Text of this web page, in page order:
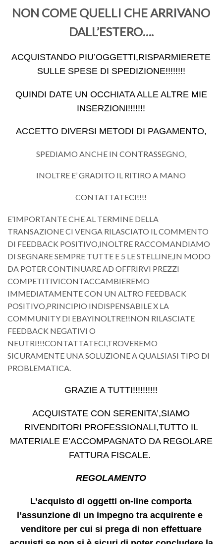
NON COME QUELLI CHE ARRIVANO
DALL’ESTERO….
ACQUISTANDO PIU’OGGETTI,RISPARMIERETE
SULLE SPESE DI SPEDIZIONE!!!!!!!!
QUINDI DATE UN OCCHIATA ALLE ALTRE MIE
INSERZIONI!!!!!!!
ACCETTO DIVERSI METODI DI PAGAMENTO,
SPEDIAMO ANCHE IN CONTRASSEGNO,
INOLTRE E’ GRADITO IL RITIRO A MANO
CONTATTATECI!!!!
E’IMPORTANTE CHE AL TERMINE DELLA
TRANSAZIONE CI VENGA RILASCIATO IL COMMENTO
DI FEEDBACK POSITIVO,INOLTRE RACCOMANDIAMO
DI SEGNARE SEMPRE TUTTE E 5 LE STELLINE,IN MODO
DA POTER CONTINUARE AD OFFRIRVI PREZZI
COMPETITIVICONTACCAMBIEREMO
IMMEDIATAMENTE CON UN ALTRO FEEDBACK
POSITIVO,PRINCIPIO INDISPENSABILE X LA
COMMUNITY DI EBAYINOLTRE!!NON RILASCIATE
FEEDBACK NEGATIVI O
NEUTRI!!!CONTATTATECI,TROVEREMO
SICURAMENTE UNA SOLUZIONE A QUALSIASI TIPO DI
PROBLEMATICA.
GRAZIE A TUTTI!!!!!!!!!!
ACQUISTATE CON SERENITA’,SIAMO
RIVENDITORI PROFESSIONALI,TUTTO IL
MATERIALE E’ACCOMPAGNATO DA REGOLARE
FATTURA FISCALE.
REGOLAMENTO
L’acquisto di oggetti on-line comporta
l’assunzione di un impegno tra acquirente e
venditore per cui si prega di non effettuare